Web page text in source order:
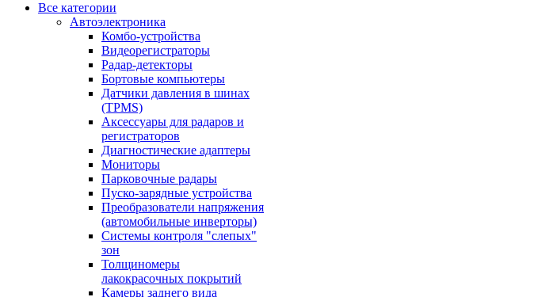
Все категории
Автоэлектроника
Комбо-устройства
Видеорегистраторы
Радар-детекторы
Бортовые компьютеры
Датчики давления в шинах
(TPMS)
Аксессуары для радаров и
регистраторов
Диагностические адаптеры
Мониторы
Парковочные радары
Пуско-зарядные устройства
Преобразователи напряжения
(автомобильные инверторы)
Системы контроля "слепых"
зон
Толщиномеры
лакокрасочных покрытий
Камеры заднего вида